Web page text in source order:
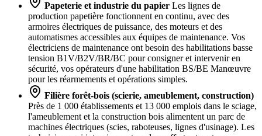
Papeterie et industrie du papier Les lignes de
production papetière fonctionnent en continu, avec des
armoires électriques de puissance, des moteurs et des
automatismes accessibles aux équipes de maintenance. Vos
électriciens de maintenance ont besoin des habilitations basse
tension B1V/B2V/BR/BC pour consigner et intervenir en
sécurité, vos opérateurs d'une habilitation BS/BE Manœuvre
pour les réarmements et opérations simples.
Filière forêt-bois (scierie, ameublement, construction)
Près de 1 000 établissements et 13 000 emplois dans le sciage,
l'ameublement et la construction bois alimentent un parc de
machines électriques (scies, raboteuses, lignes d'usinage). Les